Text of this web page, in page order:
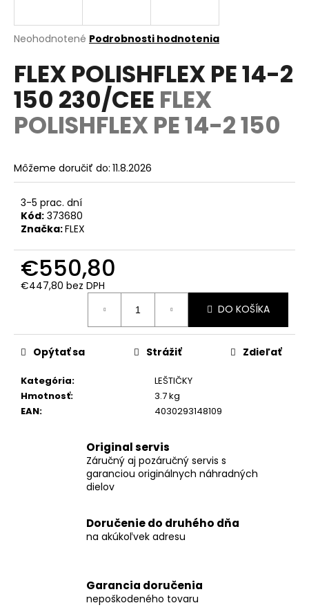
Priemerné
produktu
je
0,0
5
hviezdičiek.
Neohodnotené Podrobnosti hodnotenia
FLEX POLISHFLEX PE 14-2
150 230/CEE FLEX
POLISHFLEX PE 14-2 150
Môžeme doručiť do: 11.8.2026
3-5 prac. dní
Kód: 373680
Značka:FLEX
€550,80
€447,80 bez DPH
DO KOŠÍKA
Kategória:
LEŠTIČKY
Hmotnosť:
3.7 kg
EAN: 4030293148109
Opýtať sa Strážiť Zdieľať
Original servis
Záručný aj pozáručný servis s
garanciou originálnych náhradných
dielov
Doručenie do druhého dňa
na akúkoľvek adresu
Garancia doručenia
nepoškodeného tovaru
j
ť
?
O
d
p
o
e
AP
18/4.0